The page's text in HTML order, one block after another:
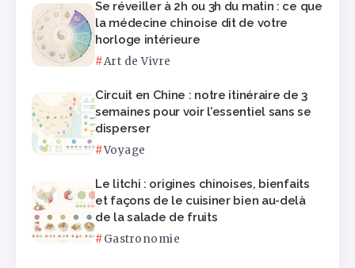
Se réveiller à 2h ou 3h du matin : ce que
la médecine chinoise dit de votre
horloge intérieure
Art de Vivre
Circuit en Chine : notre itinéraire de 3
semaines pour voir l’essentiel sans se
disperser
Voyage
Le litchi : origines chinoises, bienfaits
et façons de le cuisiner bien au-delà
de la salade de fruits
Gastronomie